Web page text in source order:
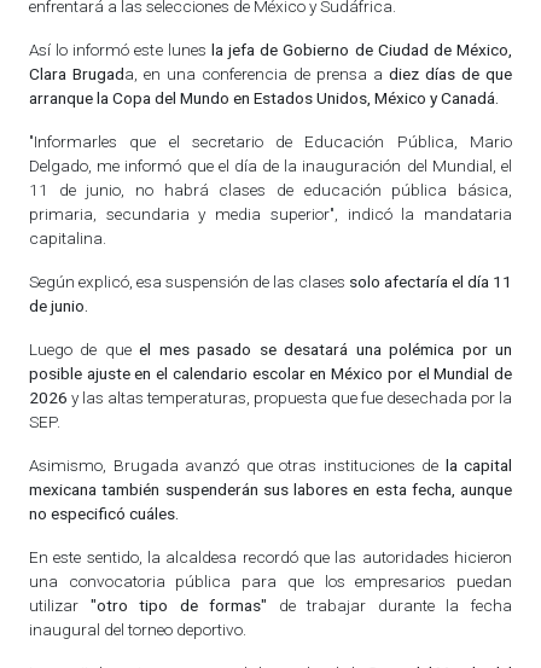
enfrentará a las selecciones de México y Sudáfrica.
Así lo informó este lunes la jefa de Gobierno de Ciudad de México,
Clara Brugada, en una conferencia de prensa a diez días de que
arranque la Copa del Mundo en Estados Unidos, México y Canadá.
"Informarles que el secretario de Educación Pública, Mario
Delgado, me informó que el día de la inauguración del Mundial, el
11 de junio, no habrá clases de educación pública básica,
primaria, secundaria y media superior", indicó la mandataria
capitalina.
Según explicó, esa suspensión de las clases solo afectaría el día 11
de junio.
Luego de queel mes pasado se desatará una polémica por un
posible ajuste en el calendario escolar en México por el Mundial de
2026 y las altas temperaturas, propuesta que fue desechada por la
SEP.
Asimismo, Brugada avanzó que otras instituciones de la capital
mexicana también suspenderán sus labores en esta fecha, aunque
no especificó cuáles.
En este sentido, la alcaldesa recordó que las autoridades hicieron
una convocatoria pública para que los empresarios puedan
utilizar "otro tipo de formas" de trabajar durante la fecha
inaugural del torneo deportivo.